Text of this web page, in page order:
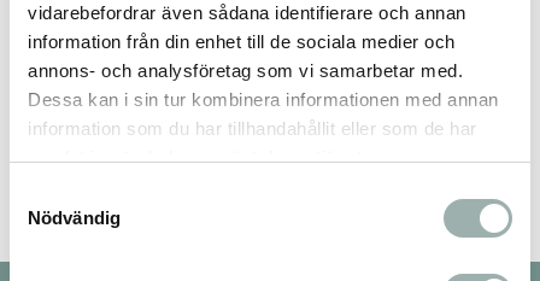
vidarebefordrar även sådana identifierare och annan
information från din enhet till de sociala medier och
annons- och analysföretag som vi samarbetar med.
Dessa kan i sin tur kombinera informationen med annan
information som du har tillhandahållit eller som de har
samlat in när du har använt deras tjänster.
Nödvändig
Bli den första att lämna ett omdöme.